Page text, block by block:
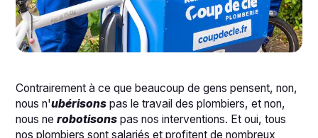
Contrairement à ce que beaucoup de gens pensent, non,
nous n'ubérisons pas le travail des plombiers, et non,
nous nerobotisons pas nos interventions. Et oui, tous
nos plombiers sont salariés et profitent de nombreux